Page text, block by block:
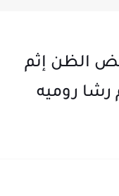
الظن إثم